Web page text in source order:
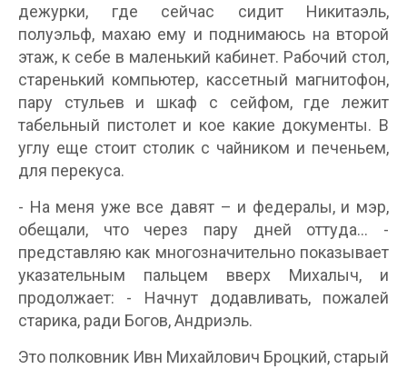
дежурки, где сейчас сидит Никитаэль,
полуэльф, махаю ему и поднимаюсь на второй
этаж, к себе в маленький кабинет. Рабочий стол,
старенький компьютер, кассетный магнитофон,
пару стульев и шкаф с сейфом, где лежит
табельный пистолет и кое какие документы. В
углу еще стоит столик с чайником и печеньем,
для перекуса.
- На меня уже все давят – и федералы, и мэр,
обещали, что через пару дней оттуда… -
представляю как многозначительно показывает
указательным пальцем вверх Михалыч, и
продолжает: - Начнут додавливать, пожалей
старика, ради Богов, Андриэль.
Это полковник Ивн Михайлович Броцкий, старый